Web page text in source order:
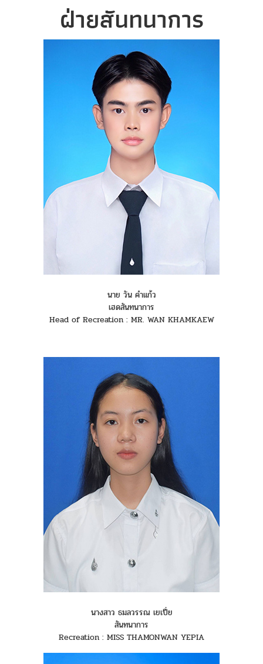
ฝ่ายสันทนาการ
นาย วัน คำแก้ว
เฮดสันทนาการ
Head of Recreation : MR. WAN KHAMKAEW
นางสาว ธมลวรรณ เยเปี่ย
สันทนาการ
Recreation : MISS THAMONWAN YEPIA